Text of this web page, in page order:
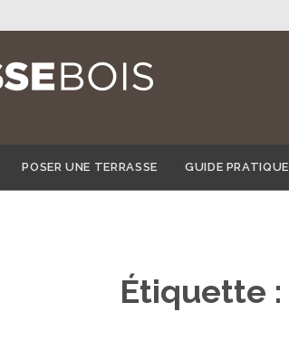
POSER UNE TERRASSE GUIDE PRATIQUE
Étiquette :